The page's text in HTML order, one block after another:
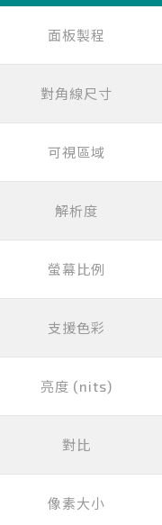
面板製程
對角線尺寸
可視區域
解析度
螢幕比例
支援色彩
亮度 (nits)
對比
像素大小